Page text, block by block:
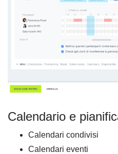
Calendario e
Calendari condivisi
Calendari eventi